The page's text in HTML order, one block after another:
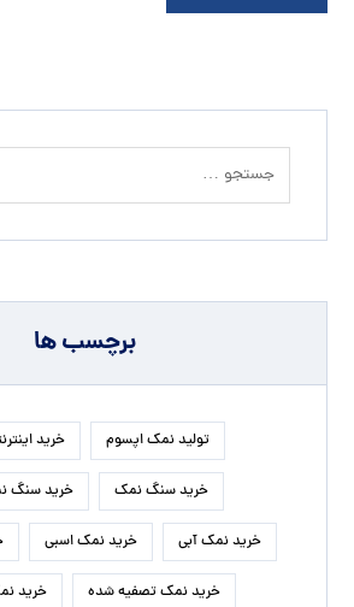
برچسب ها
تولید نمک اپسوم خرید
خرید سنگ نمک خرید سنگ
خرید نمک آبی خرید نمک اسبی
خرید نمک تصفیه شده خرید